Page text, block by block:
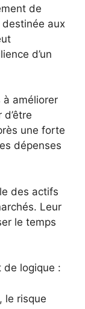
de
aux
d’un
améliorer
une forte
dépenses
des actifs
Leur
le temps
de logique :
le risque